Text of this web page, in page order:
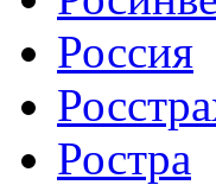
Россия
Ростра